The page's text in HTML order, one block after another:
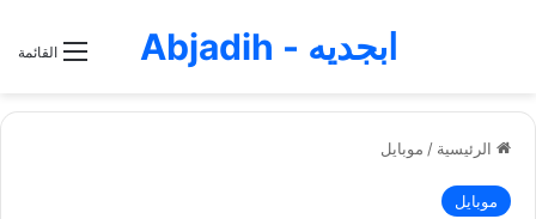
القائمة ابجديه - Abjadih
الرئيسية / موبايل
موبايل